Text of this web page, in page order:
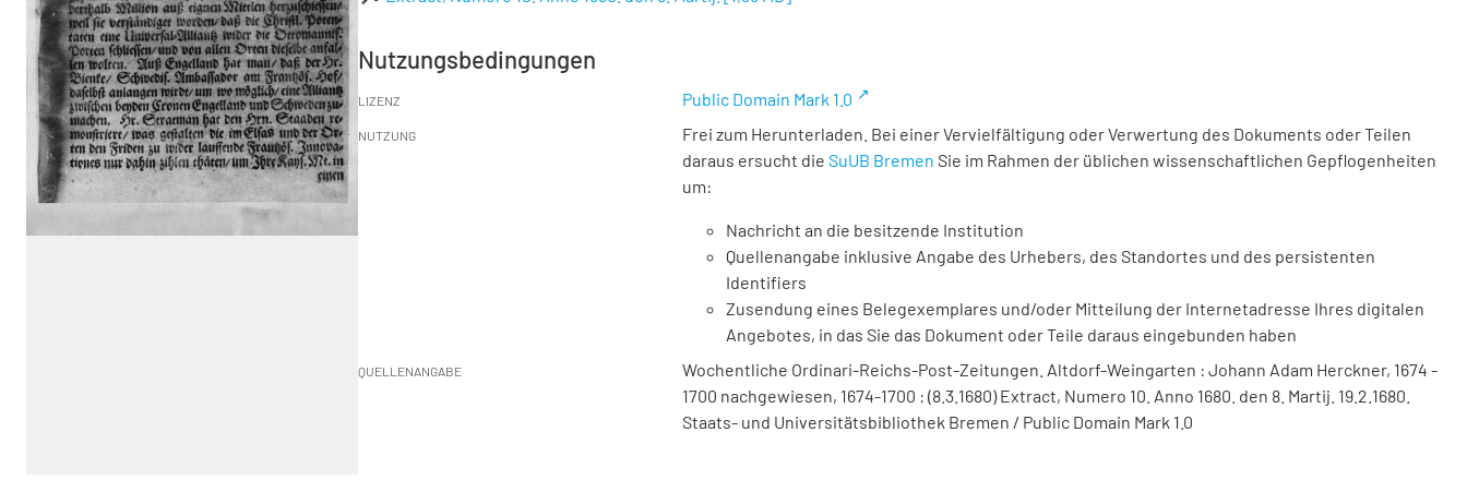
Nutzungsbedingungen
LIZENZ Public Domain Mark 1.0
NUTZUNG
Frei zum Herunterladen. Bei einer Vervielfältigung oder Verwertung des Dokuments oder Teilen
daraus ersucht die SuUB Bremen Sie im Rahmen der üblichen wissenschaftlichen Gepflogenheiten
um:
Nachricht an die besitzende Institution
Quellenangabe inklusive Angabe des Urhebers, des Standortes und des persistenten
Identifiers
Zusendung eines Belegexemplares und/oder Mitteilung der Internetadresse Ihres digitalen
Angebotes, in das Sie das Dokument oder Teile daraus eingebunden haben
QUELLENANGABE
Wochentliche Ordinari-Reichs-Post-Zeitungen. Altdorf-Weingarten : Johann Adam Herckner, 1674 -
1700 nachgewiesen, 1674-1700 : (8.3.1680) Extract, Numero 10. Anno 1680. den 8. Martij. 19.2.1680.
Staats- und Universitätsbibliothek Bremen / Public Domain Mark 1.0